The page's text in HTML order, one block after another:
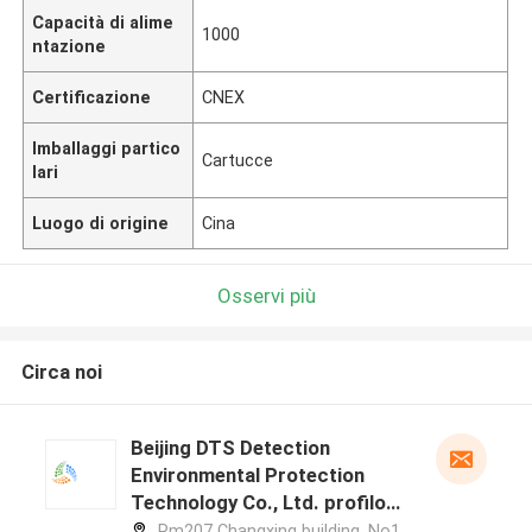
Capacità di alime
ntazione
1000
Certificazione CNEX
Imballaggi partico
lari
Cartucce
Luogo di origine Cina
Osservi più
Circa noi
Beijing DTS Detection
Environmental Protection
Technology Co., Ltd. profilo